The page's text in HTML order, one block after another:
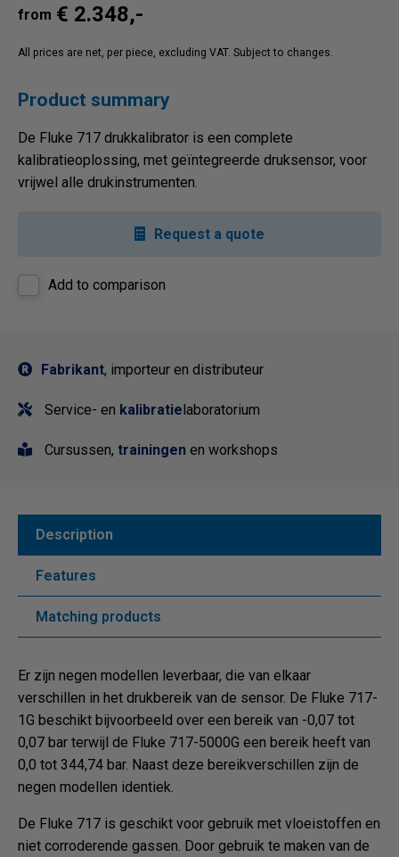
from € 2.348,-
All prices are net, per piece, excluding VAT. Subject to changes.
Product summary
De Fluke 717 drukkalibrator is een complete
kalibratieoplossing, met geïntegreerde druksensor, voor
vrijwel alle drukinstrumenten.
Request a quote
Add to comparison
Fabrikant, importeur en distributeur
Service- en kalibratielaboratorium
Cursussen, trainingen en workshops
Description
Features
Matching products
Er zijn negen modellen leverbaar, die van elkaar
verschillen in het drukbereik van de sensor. De Fluke 717-
1G beschikt bijvoorbeeld over een bereik van -0,07 tot
0,07 bar terwijl de Fluke 717-5000G een bereik heeft van
0,0 tot 344,74 bar. Naast deze bereikverschillen zijn de
negen modellen identiek.
De Fluke 717 is geschikt voor gebruik met vloeistoffen en
niet corroderende gassen. Door gebruik te maken van de